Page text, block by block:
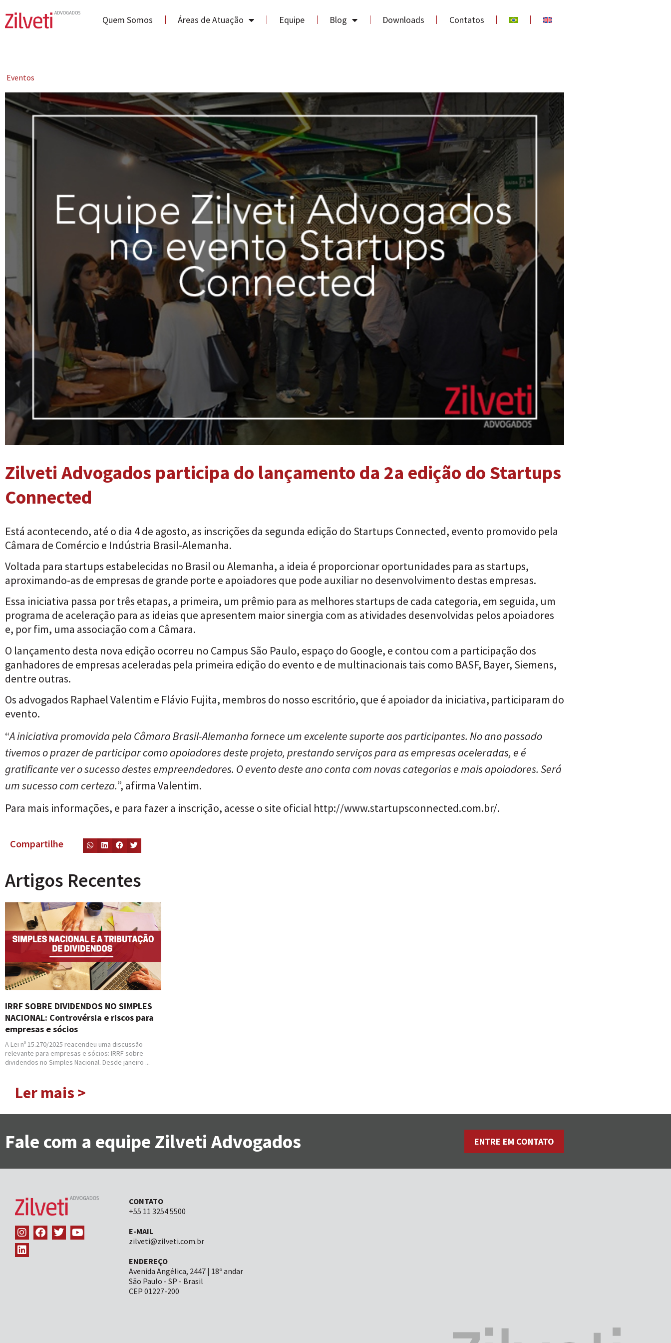
Quem Somos Áreas de Atuação Equipe Blog Downloads Contatos
Eventos
Zilveti Advogados participa do lançamento da 2a edição do Startups
Connected
Está acontecendo, até o dia 4 de agosto, as inscrições da segunda edição do Startups Connected, evento promovido pela
Câmara de Comércio e Indústria Brasil-Alemanha.
Voltada para startups estabelecidas no Brasil ou Alemanha, a ideia é proporcionar oportunidades para as startups,
aproximando-as de empresas de grande porte e apoiadores que pode auxiliar no desenvolvimento destas empresas.
Essa iniciativa passa por três etapas, a primeira, um prêmio para as melhores startups de cada categoria, em seguida, um
programa de aceleração para as ideias que apresentem maior sinergia com as atividades desenvolvidas pelos apoiadores
e, por fim, uma associação com a Câmara.
O lançamento desta nova edição ocorreu no Campus São Paulo, espaço do Google, e contou com a participação dos
ganhadores de empresas aceleradas pela primeira edição do evento e de multinacionais tais como BASF, Bayer, Siemens,
dentre outras.
Os advogados Raphael Valentim e Flávio Fujita, membros do nosso escritório, que é apoiador da iniciativa, participaram do
evento.
“A iniciativa promovida pela Câmara Brasil-Alemanha fornece um excelente suporte aos participantes. No ano passado
tivemos o prazer de participar como apoiadores deste projeto, prestando serviços para as empresas aceleradas, e é
gratificante ver o sucesso destes empreendedores. O evento deste ano conta com novas categorias e mais apoiadores. Será
um sucesso com certeza.”, afirma Valentim.
Para mais informações, e para fazer a inscrição, acesse o site oficial http://www.startupsconnected.com.br/.
Compartilhe
Artigos Recentes
IRRF SOBRE DIVIDENDOS NO SIMPLES
NACIONAL: Controvérsia e riscos para
empresas e sócios
A Lei nº 15.270/2025 reacendeu uma discussão
relevante para empresas e sócios: IRRF sobre
dividendos no Simples Nacional. Desde janeiro ...
Ler mais >
Fale com a equipe Zilveti Advogados ENTRE EM CONTATO
CONTATO
+55 11 3254 5500
E-MAIL
zilveti@zilveti.com.br
ENDEREÇO
Avenida Angélica, 2447 | 18º andar
São Paulo - SP - Brasil
CEP 01227-200